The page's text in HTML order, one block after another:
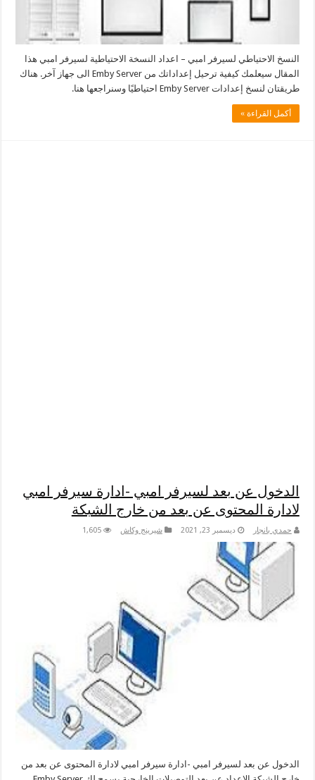
النسخ الاحتياطي لسيرفر امبي – اعداد النسخة الاحتياطية لسيرفر امبي هذا
المقال سيعلمك كيفية ترحيل إعداداتك من Emby Server الى جهاز آخر. هناك
طريقتان لنسخ إعدادات Emby Server احتياطيًا وسنراجعها هنا.
أكمل القراءة »
الدخول عن بعد لسيرفر امبي -ادارة سيرفر امبي
لادارة المحتوى عن بعد من خارج الشبكة
حمدي بانجار ديسمبر 23, 2021 شيرينج وكاش 1,605
الدخول عن بعد لسيرفر امبي -ادارة سيرفر امبي لادارة المحتوى عن بعد من